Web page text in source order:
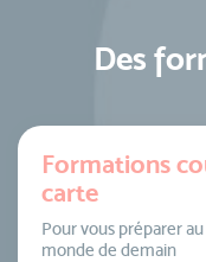
Des
Formations
carte
Pour vous préparer au
monde de demain